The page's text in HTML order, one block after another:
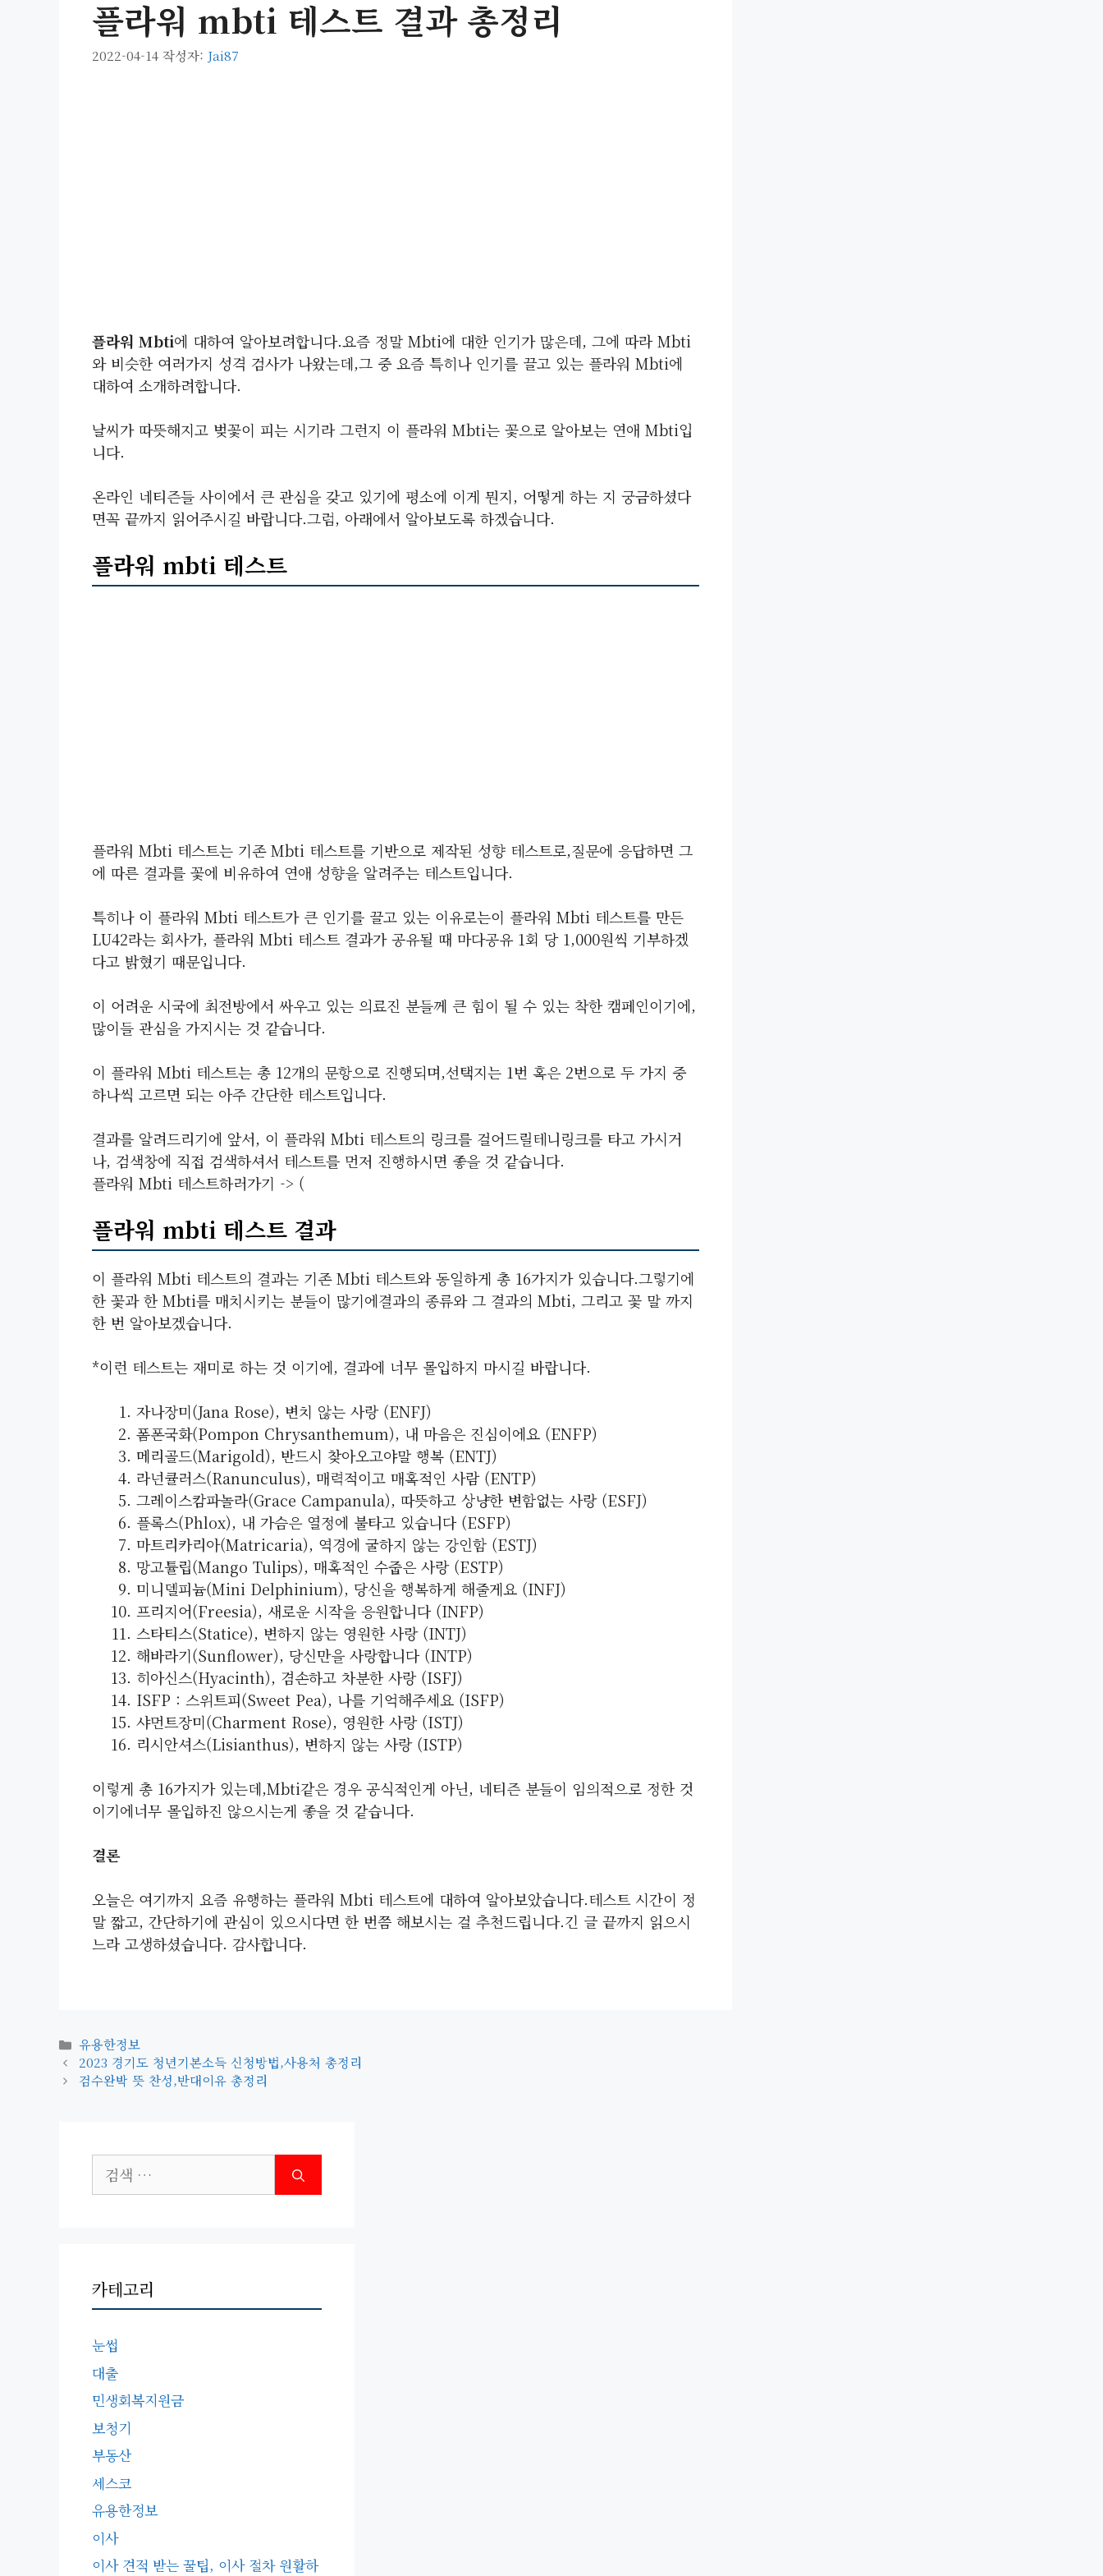
플라워 mbti 테스트 결과 총정리
2022-04-14 작성자: Jai87
플라워 Mbti에 대하여 알아보려합니다.요즘 정말 Mbti에 대한 인기가 많은데, 그에 따라 Mbti
와 비슷한 여러가지 성격 검사가 나왔는데,그 중 요즘 특히나 인기를 끌고 있는 플라워 Mbti에
대하여 소개하려합니다.
날씨가 따뜻해지고 벚꽃이 피는 시기라 그런지 이 플라워 Mbti는 꽃으로 알아보는 연애 Mbti입
니다.
온라인 네티즌들 사이에서 큰 관심을 갖고 있기에 평소에 이게 뭔지, 어떻게 하는 지 궁금하셨다
면꼭 끝까지 읽어주시길 바랍니다.그럼, 아래에서 알아보도록 하겠습니다.
플라워 mbti 테스트
플라워 Mbti 테스트는 기존 Mbti 테스트를 기반으로 제작된 성향 테스트로,질문에 응답하면 그
에 따른 결과를 꽃에 비유하여 연애 성향을 알려주는 테스트입니다.
특히나 이 플라워 Mbti 테스트가 큰 인기를 끌고 있는 이유로는이 플라워 Mbti 테스트를 만든
LU42라는 회사가, 플라워 Mbti 테스트 결과가 공유될 때 마다공유 1회 당 1,000원씩 기부하겠
다고 밝혔기 때문입니다.
이 어려운 시국에 최전방에서 싸우고 있는 의료진 분들께 큰 힘이 될 수 있는 착한 캠페인이기에,
많이들 관심을 가지시는 것 같습니다.
이 플라워 Mbti 테스트는 총 12개의 문항으로 진행되며,선택지는 1번 혹은 2번으로 두 가지 중
하나씩 고르면 되는 아주 간단한 테스트입니다.
결과를 알려드리기에 앞서, 이 플라워 Mbti 테스트의 링크를 걸어드릴테니링크를 타고 가시거
나, 검색창에 직접 검색하셔서 테스트를 먼저 진행하시면 좋을 것 같습니다.
플라워 Mbti 테스트하러가기 -> (
플라워 mbti 테스트 결과
이 플라워 Mbti 테스트의 결과는 기존 Mbti 테스트와 동일하게 총 16가지가 있습니다.그렇기에
한 꽃과 한 Mbti를 매치시키는 분들이 많기에결과의 종류와 그 결과의 Mbti, 그리고 꽃 말 까지
한 번 알아보겠습니다.
*이런 테스트는 재미로 하는 것 이기에, 결과에 너무 몰입하지 마시길 바랍니다.
자나장미(Jana Rose), 변치 않는 사랑 (ENFJ)
폼폰국화(Pompon Chrysanthemum), 내 마음은 진심이에요 (ENFP)
메리골드(Marigold), 반드시 찾아오고야말 행복 (ENTJ)
라넌큘러스(Ranunculus), 매력적이고 매혹적인 사람 (ENTP)
그레이스캄파놀라(Grace Campanula), 따뜻하고 상냥한 변함없는 사랑 (ESFJ)
플록스(Phlox), 내 가슴은 열정에 불타고 있습니다 (ESFP)
마트리카리아(Matricaria), 역경에 굴하지 않는 강인함 (ESTJ)
망고튤립(Mango Tulips), 매혹적인 수줍은 사랑 (ESTP)
미니델피늄(Mini Delphinium), 당신을 행복하게 해줄게요 (INFJ)
프리지어(freesia), 새로운 시작을 응원합니다 (INFP)
스타티스(Statice), 변하지 않는 영원한 사랑 (INTJ)
해바라기(Sunflower), 당신만을 사랑합니다 (INTP)
히아신스(Hyacinth), 겸손하고 차분한 사랑 (ISFJ)
ISFP : 스위트피(Sweet Pea), 나를 기억해주세요 (ISFP)
샤먼트장미(Charment Rose), 영원한 사랑 (ISTJ)
리시안셔스(Lisianthus), 변하지 않는 사랑 (ISTP)
이렇게 총 16가지가 있는데,mbti같은 경우 공식적인게 아닌, 네티즌 분들이 임의적으로 정한 것
이기에너무 몰입하진 않으시는게 좋을 것 같습니다.
결론
오늘은 여기까지 요즘 유행하는 플라워 Mbti 테스트에 대하여 알아보았습니다.테스트 시간이 정
말 짧고, 간단하기에 관심이 있으시다면 한 번쯤 해보시는 걸 추천드립니다.긴 글 끝까지 읽으시
느라 고생하셨습니다. 감사합니다.
카
테
고
유용한정보
2023 경기도 청년기본소득 신청방법,사용처 총정리
검수완박 뜻 찬성,반대이유 총정리
색:
카테고리
눈썹
대출
민생회복지원금
보청기
부동산
세스코
유용한정보
이사
이사 견적 받는 꿀팁, 이사 절차 원활하